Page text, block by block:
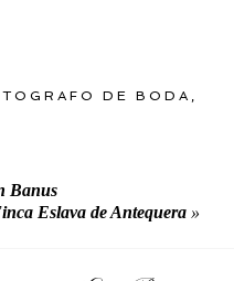
DE BODA
Banus
Eslava de Antequera »